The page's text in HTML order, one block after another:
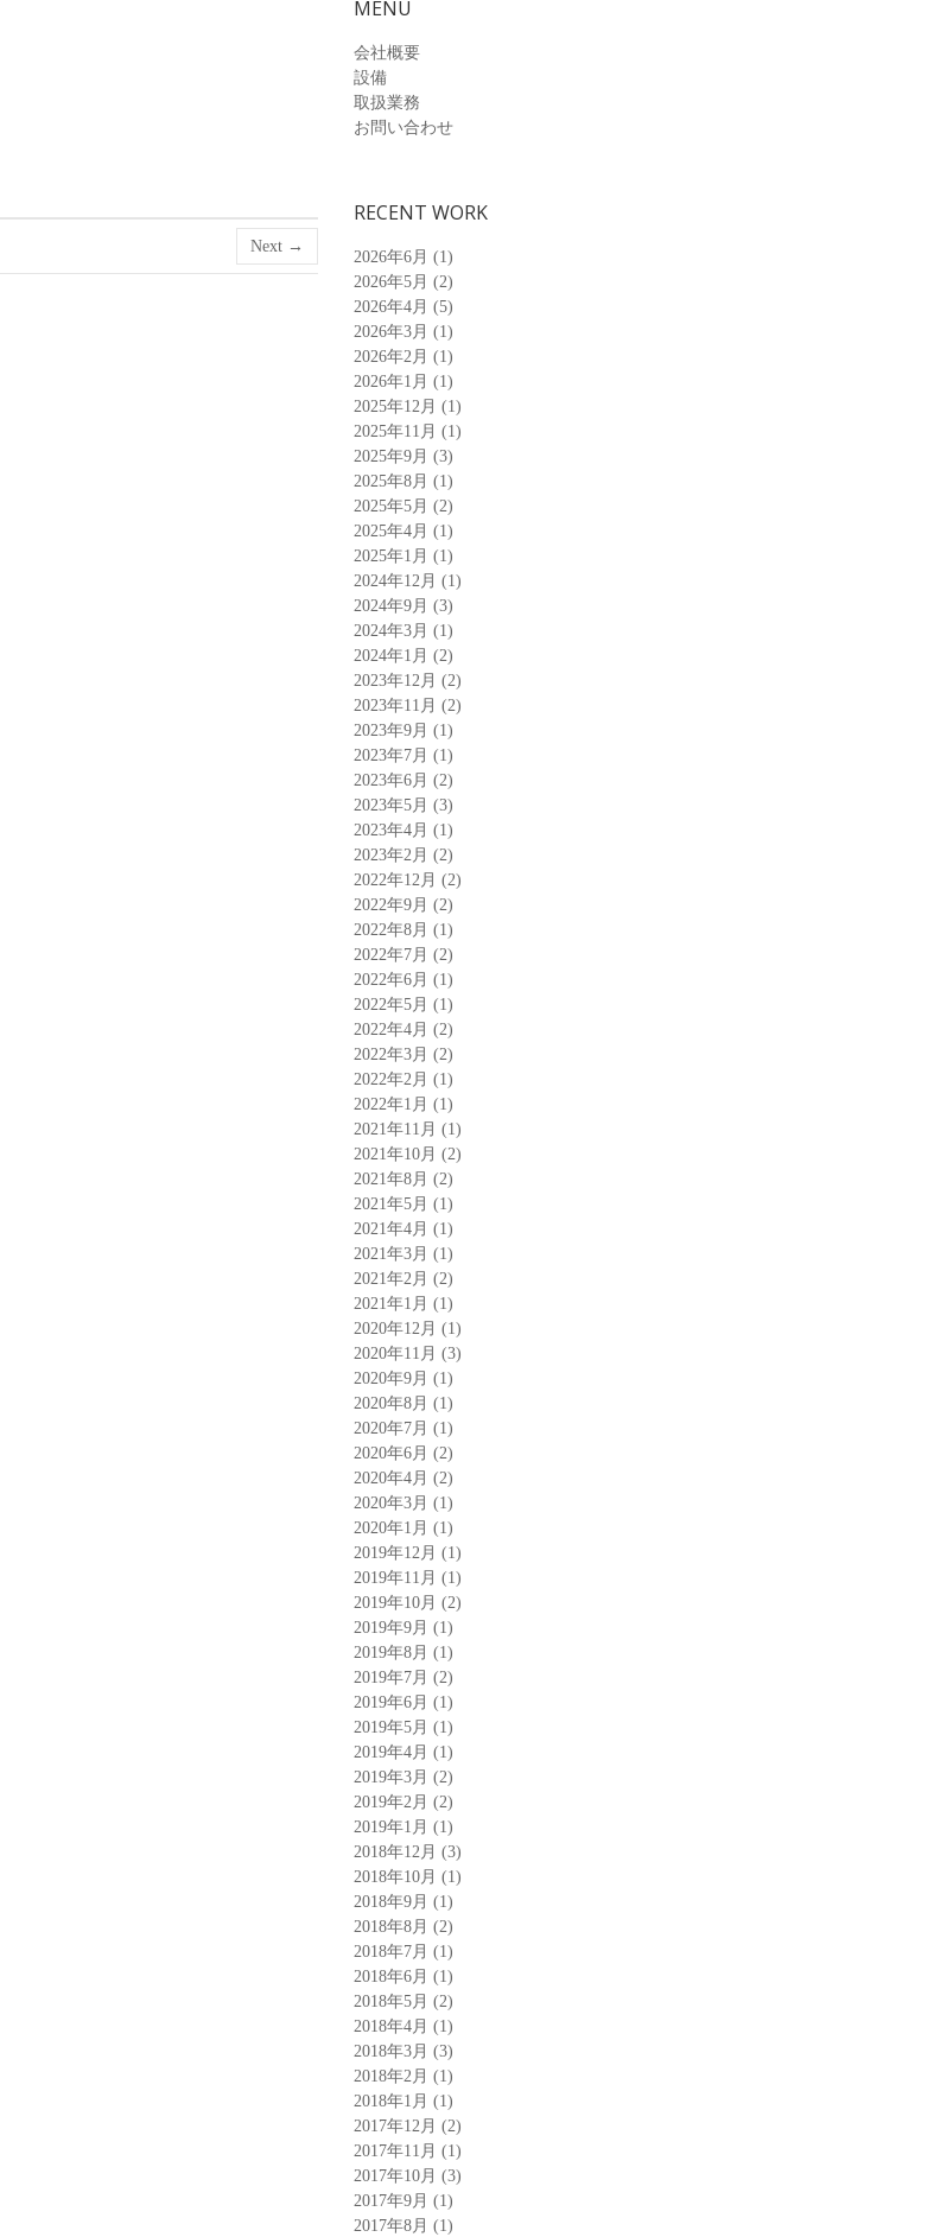
Next →
MENU
会社概要
設備
取扱業務
お問い合わせ
RECENT WORK
2026年6月 (1)
2026年5月 (2)
2026年4月 (5)
2026年3月 (1)
2026年2月 (1)
2026年1月 (1)
2025年12月 (1)
2025年11月 (1)
2025年9月 (3)
2025年8月 (1)
2025年5月 (2)
2025年4月 (1)
2025年1月 (1)
2024年12月 (1)
2024年9月 (3)
2024年3月 (1)
2024年1月 (2)
2023年12月 (2)
2023年11月 (2)
2023年9月 (1)
2023年7月 (1)
2023年6月 (2)
2023年5月 (3)
2023年4月 (1)
2023年2月 (2)
2022年12月 (2)
2022年9月 (2)
2022年8月 (1)
2022年7月 (2)
2022年6月 (1)
2022年5月 (1)
2022年4月 (2)
2022年3月 (2)
2022年2月 (1)
2022年1月 (1)
2021年11月 (1)
2021年10月 (2)
2021年8月 (2)
2021年5月 (1)
2021年4月 (1)
2021年3月 (1)
2021年2月 (2)
2021年1月 (1)
2020年12月 (1)
2020年11月 (3)
2020年9月 (1)
2020年8月 (1)
2020年7月 (1)
2020年6月 (2)
2020年4月 (2)
2020年3月 (1)
2020年1月 (1)
2019年12月 (1)
2019年11月 (1)
2019年10月 (2)
2019年9月 (1)
2019年8月 (1)
2019年7月 (2)
2019年6月 (1)
2019年5月 (1)
2019年4月 (1)
2019年3月 (2)
2019年2月 (2)
2019年1月 (1)
2018年12月 (3)
2018年10月 (1)
2018年9月 (1)
2018年8月 (2)
2018年7月 (1)
2018年6月 (1)
2018年5月 (2)
2018年4月 (1)
2018年3月 (3)
2018年2月 (1)
2018年1月 (1)
2017年12月 (2)
2017年11月 (1)
2017年10月 (3)
2017年9月 (1)
2017年8月 (1)